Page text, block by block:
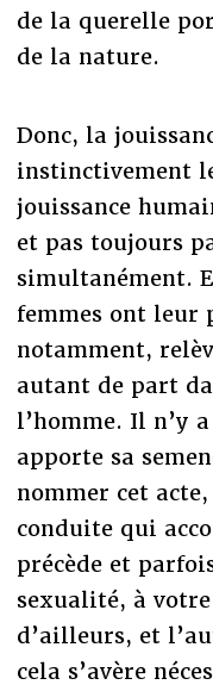
de la querelle
de la nature.
Donc, la
instinctivement
jouissance
et pas toujours
simultanément.
femmes ont leur
notamment,
autant de part
l’homme. Il n’y
apporte sa
nommer cet
conduite qui
précède et
sexualité, à
d’ailleurs, et
cela s’avère